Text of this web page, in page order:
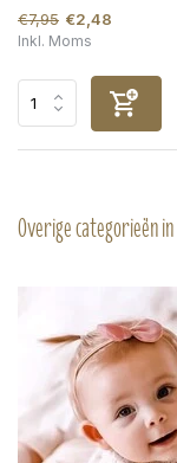
€7,95 €2,48
Inkl. Moms
Overige categorieën